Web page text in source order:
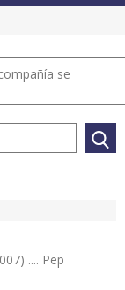
se
.... Pep